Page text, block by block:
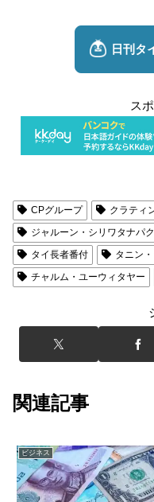
ス
CPグループ
クラティ
ジャルーン・シリワタナパ
タイ長者番付
タニン
チャルム・ユーウィタヤー
関連記事
ビジネス